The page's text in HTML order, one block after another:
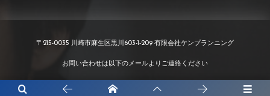
〒215-0035 川崎市麻生区黒川603-1-209 有限会社ケンプランニング
お問い合わせは以下のメールよりご連絡ください
info@kenp.co.jp